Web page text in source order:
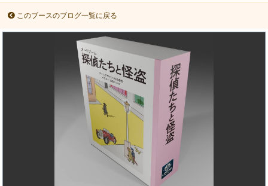
このブースのブログ一覧に戻る